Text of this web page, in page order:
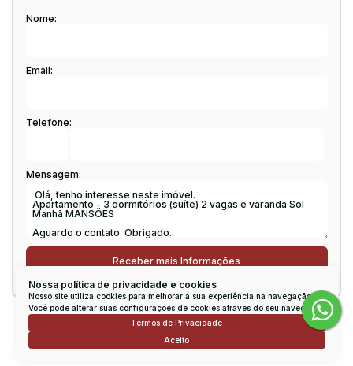
Nossa política de privacidade e cookies
Nosso site utiliza cookies para melhorar a sua experiência na navegação.
Você pode alterar suas configurações de cookies através do seu navegador.
Termos de Privacidade
Aceito
Nome:
Email:
Telefone:
Mensagem:
Consulte nossos Corretores